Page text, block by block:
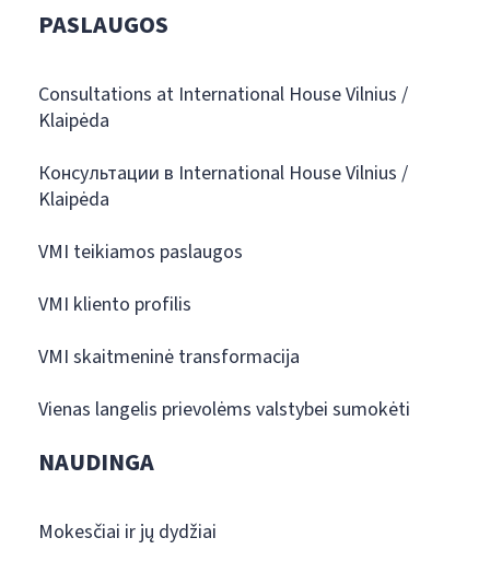
PASLAUGOS
Consultations at International House Vilnius /
Klaipėda
Консультации в International House Vilnius /
Klaipėda
VMI teikiamos paslaugos
VMI kliento profilis
VMI skaitmeninė transformacija
Vienas langelis prievolėms valstybei sumokėti
NAUDINGA
Mokesčiai ir jų dydžiai